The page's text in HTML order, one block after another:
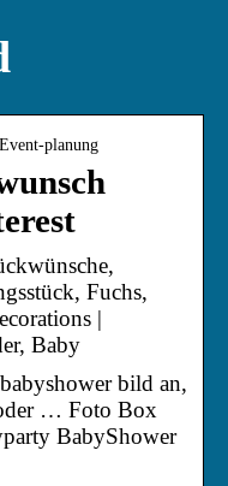
planung
Fuchs,
|
Baby
bild an,
… Foto Box
BabyShower